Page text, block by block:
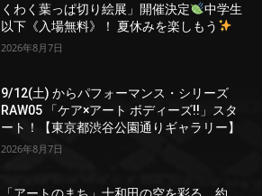
くわく葉っぱ切り絵展」開催決定
中学生
以下《入場無料》！ 夏休みを楽しもう
2026年8月7日
9/12(土) からパフォーマンス・シリーズ
RAW05 「ケア×アート ボディーズ!!」スタ
ート！【東京都渋谷公園通りギャラリー】
2026年8月7日